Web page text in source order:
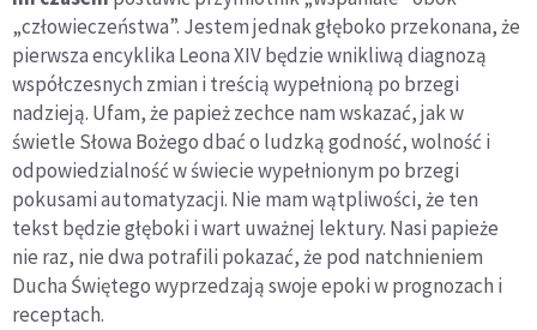
„człowieczeństwa”. Jestem jednak głęboko przekonana, że
pierwsza encyklika Leona XIV będzie wnikliwą diagnozą
współczesnych zmian i treścią wypełnioną po brzegi
nadzieją. Ufam, że papież zechce nam wskazać, jak w
świetle Słowa Bożego dbać o ludzką godność, wolność i
odpowiedzialność w świecie wypełnionym po brzegi
pokusami automatyzacji. Nie mam wątpliwości, że ten
tekst będzie głęboki i wart uważnej lektury. Nasi papieże
nie raz, nie dwa potrafili pokazać, że pod natchnieniem
Ducha Świętego wyprzedzają swoje epoki w prognozach i
receptach.